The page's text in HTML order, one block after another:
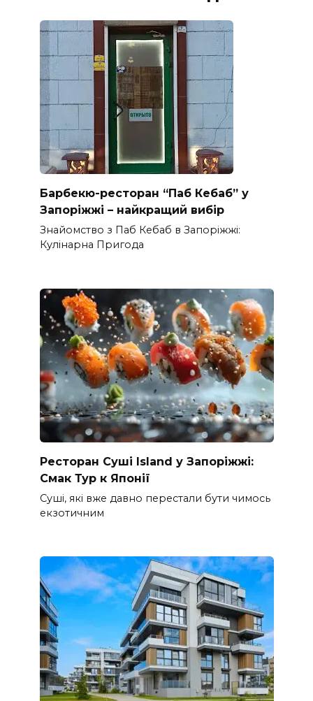
Барбекю-ресторан “Паб Кебаб” у
Запоріжжі – найкращий вибір
Знайомство з Паб Кебаб в Запоріжжі:
Кулінарна Пригода
Ресторан Суші Island у Запоріжжі:
Смак Тур к Японії
Суші, які вже давно перестали бути чимось
екзотичним